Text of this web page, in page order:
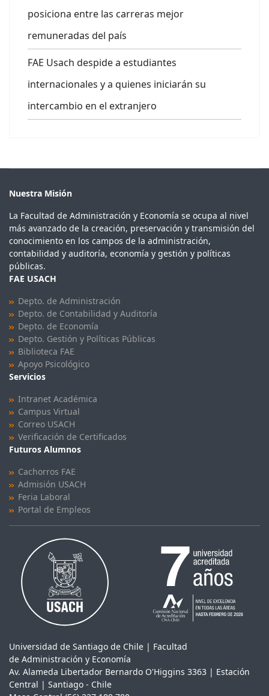
posiciona entre las carreras mejor
remuneradas del país
FAE Usach despide a estudiantes
internacionales y a quienes iniciarán su
intercambio en el extranjero
Nuestra Misión
La Facultad de Administración y Economía se ocupa al nivel
más avanzado de la creación, preservación y transmisión del
conocimiento en los campos de la administración,
contabilidad y auditoría, economía y gestión y políticas
públicas.
FAE USACH
Depto. de Administración
Depto. de Contabilidad y Auditoría
Depto. de Economía
Depto. Gestión y Políticas Públicas
Biblioteca FAE
Apoyo Psicológico
Servicios
Intranet Académica
Campus Virtual
Correo USACH
Verificación de Certificados
Futuros Alumnos
Cachorros FAE
Admisión USACH
Feria Laboral
Portal de Empleos
Universidad de Santiago de Chile | Facultad
de Administración y Economía
Av. Alameda Libertador Bernardo O'Higgins 3363 | Estación
Central | Santiago - Chile